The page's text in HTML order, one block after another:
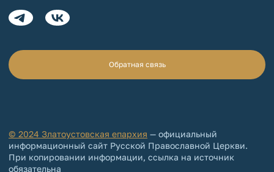
Обратная связь
© 2024 Златоустовская епархия — официальный
информационный сайт Русской Православной Церкви.
При копировании информации, ссылка на источник
обязательна